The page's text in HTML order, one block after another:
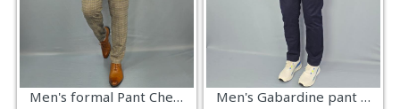
Men's formal Pant Check New Arrival Men's Gabardine pant Navy Blue